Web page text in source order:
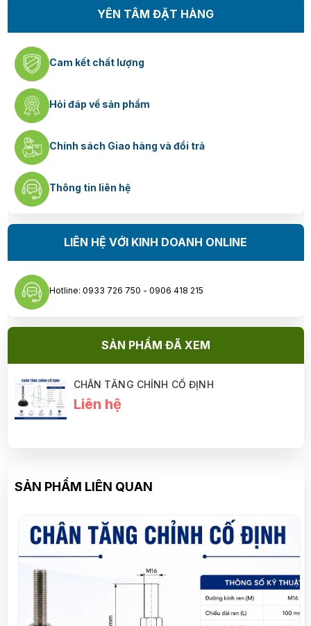
YÊN TÂM ĐẶT HÀNG
Cam kết chất lượng
Hỏi đáp về sản phẩm
Chính sách Giao hàng và đổi trả
Thông tin liên hệ
LIÊN HỆ VỚI KINH DOANH ONLINE
Hotline: 0933 726 750 - 0906 418 215
SẢN PHẨM ĐÃ XEM
CHÂN TĂNG CHỈNH CỐ ĐỊNH
Liên hệ
SẢN PHẨM LIÊN QUAN